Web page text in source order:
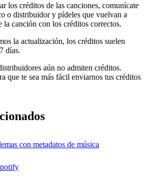
los créditos de las canciones, comunícate
o distribuidor y pídeles que vuelvan a
la canción con los créditos correctos.
la actualización, los créditos suelen
días.
aún no admiten créditos.
que te sea más fácil enviarnos tus créditos
con metadatos de música